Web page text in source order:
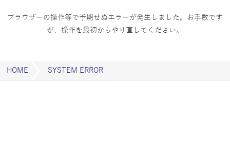
ブラウザーの操作等で予期せぬエラーが発生しました。 お手数です
が、操作を最初からやり直してください。
HOME SYSTEM ERROR